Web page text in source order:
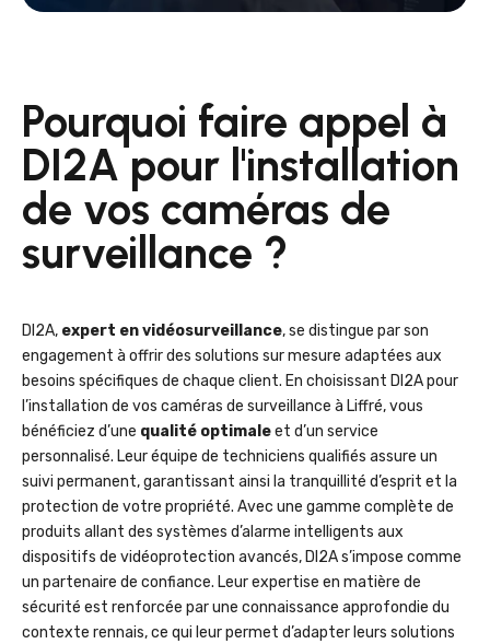
Pourquoi faire appel à
DI2A pour l'installation
de vos caméras de
surveillance ?
DI2A, expert en vidéosurveillance, se distingue par son
engagement à offrir des solutions sur mesure adaptées aux
besoins spécifiques de chaque client. En choisissant DI2A pour
l’installation de vos caméras de surveillance à Liffré, vous
bénéficiez d’une qualité optimaleet d’un service
personnalisé. Leur équipe de techniciens qualifiés assure un
suivi permanent, garantissant ainsi la tranquillité d’esprit et la
protection de votre propriété. Avec une gamme complète de
produits allant des systèmes d’alarme intelligents aux
dispositifs de vidéoprotection avancés, DI2A s’impose comme
un partenaire de confiance. Leur expertise en matière de
sécurité est renforcée par une connaissance approfondie du
contexte rennais, ce qui leur permet d’adapter leurs solutions